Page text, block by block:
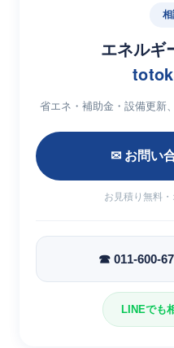
エネルギ
省エネ・補助金・設備更新
✉ お問い
お見積り無料
☎ 011-600-
LINEでも